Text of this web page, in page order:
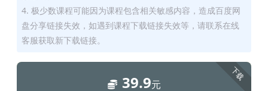
4. 极少数课程可能因为课程包含相关敏感内容，造成百度网
盘分享链接失效，如遇到课程下载链接失效等，请联系在线
客服获取新下载链接。
下载
39.9元